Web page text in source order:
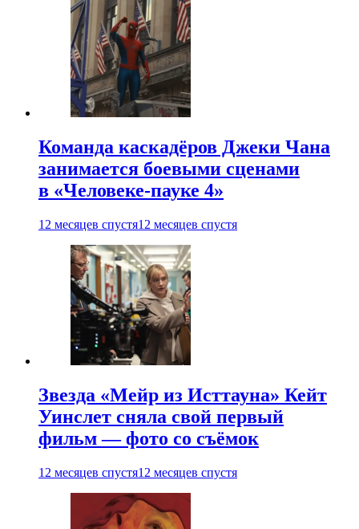
Команда каскадёров Джеки Чана
занимается боевыми сценами
в «Человеке-пауке 4»
12 месяцев спустя12 месяцев спустя
Звезда «Мейр из Исттауна» Кейт
Уинслет сняла свой первый
фильм — фото со съёмок
12 месяцев спустя12 месяцев спустя